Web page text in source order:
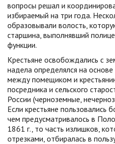
вопросы решал и
избираемый на три года.
образовывали волость,
старшина, выполнявший
функции.
Крестьяне освобождались с
надела определялся на
между помещиком и
посредника и сельского
России (черноземные,
Если крестьяне пользовались
чем предусматривалось в
1861 г., то часть излишков,
отрезками, отбиралась в